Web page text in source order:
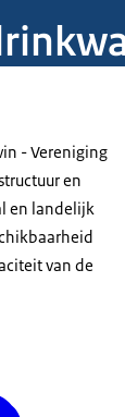
- Vereniging
en
en landelijk
van de